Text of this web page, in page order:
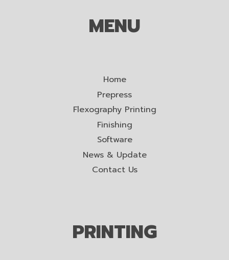
MENU
Home
Prepress
Flexography Printing
Finishing
Software
News & Update
Contact Us
PRINTING